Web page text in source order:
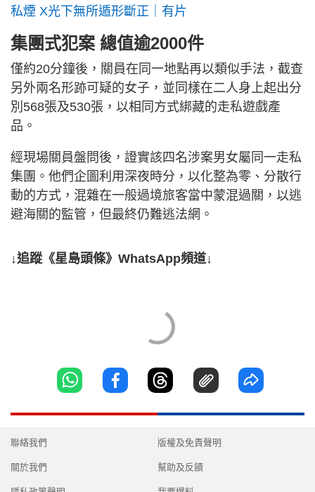
私煙 X光下無所遁形斷正｜有片
集團式犯案 總值逾2000件
僅約20分鐘後，關員在同一地點再以類似手法，截查
另外兩名形跡可疑的女子，並同樣在二人身上起出分
別568張及530張，以相同方式綁藏的走私遊戲產
品。
經現場關員盤問後，證實該四名涉案男女屬同一走私
集團。他們企圖利用深夜時分，以化整為零、分散行
動的方式，混雜在一般過境旅客當中蒙混過關，以逃
避海關的監管，但最終仍難逃法網。
↓追蹤《星島頭條》WhatsApp頻道↓
聯絡我們
關於我們
版權及免責聲明
幫助及反饋